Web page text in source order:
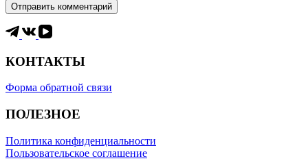
Отправить комментарий
КОНТАКТЫ
Форма обратной связи
ПОЛЕЗНОЕ
Политика конфиденциальности
Пользовательское соглашение